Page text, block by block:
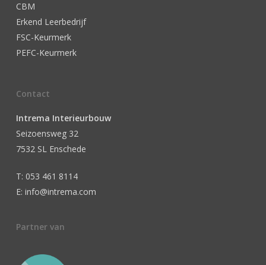
CBM
Erkend Leerbedrijf
FSC-Keurmerk
PEFC-Keurmerk
Contact
Intrema Interieurbouw
Seizoensweg 32
7532 SL Enschede
T: 053 461 8114
E: info@intrema.com
Partner van